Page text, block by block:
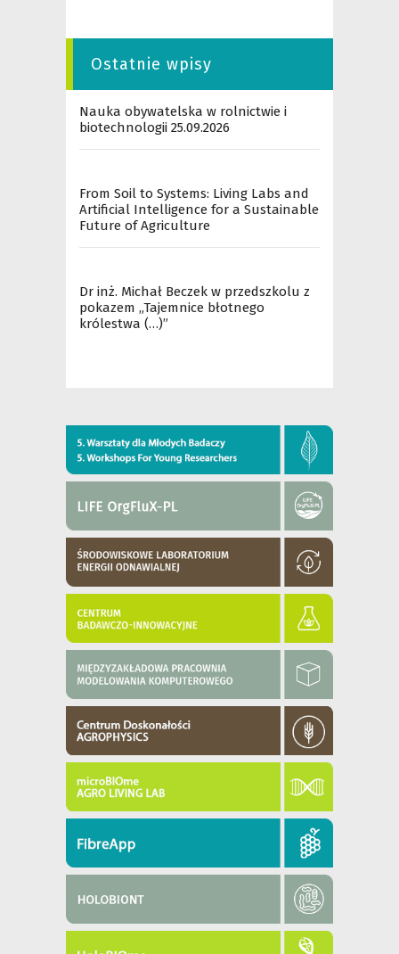
Ostatnie wpisy
Nauka obywatelska w rolnictwie i
biotechnologii 25.09.2026
From Soil to Systems: Living Labs and
Artificial Intelligence for a Sustainable
Future of Agriculture
Dr inż. Michał Beczek w przedszkolu z
pokazem „Tajemnice błotnego
królestwa (…)”